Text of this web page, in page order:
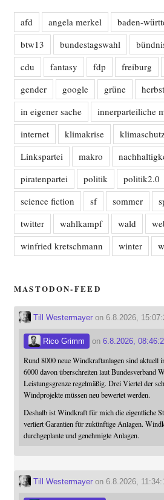
afd angela merkel baden-
btw13
bundestagswahl
cdu
fantasy fdp freiburg
gender
google grüne herbst
in eigener sache
innerparteiliche
internet
klimakrise
Linkspartei
makro
piratenpartei
politik politik2.0
science fiction
sf sommer
twitter
wahlkampf wald
winfried kretschmann
winter
MASTODON-FEED
Till Westermayeron 6.8.2026,
Rico Grimm on 6.8.2026,
Rund 8000 neue Windkraftanlagen sind aktuell
6000 davon überschreiten laut Bundesverband
Leistungsgrenze regelmäßig. Drei Viertel der
Windprojekte müssen neu bewertet werden.
Deshalb ist Windkraft für mich die eigentliche
verliert Garantien für zukünftige Anlagen.
durchgeplante und genehmigte Anlagen.
Till Westermayeron 6.8.2026,